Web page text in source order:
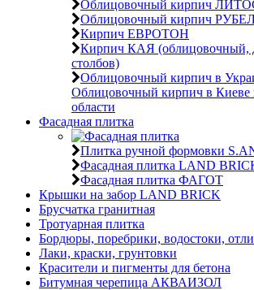
Облицовочный кирпич
Облицовочный кирпич
Кирпич ЕВРОТОН
Кирпич КАЯ (облицовочный,
столбов)
Облицовочный кирпич в
Облицовочный кирпич в Киеве
области
Фасадная плитка
Плитка ручной формовки
Фасадная плитка LAND
Фасадная плитка ФАГОТ
Крышки на забор LAND BRICK
Брусчатка гранитная
Тротуарная плитка
Бордюры, поребрики, водостоки,
Лаки, краски, грунтовки
Красители и пигменты для бетона
Битумная черепица АКВАИЗОЛ